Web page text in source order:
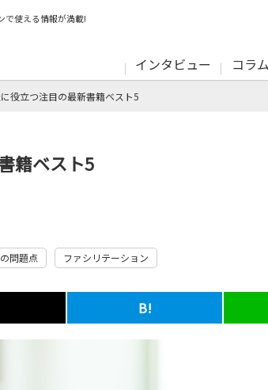
で使える情報が満載!
インタビュー コラム
役立つ注目の最新書籍ベスト5
籍ベスト5
問題点 ファシリテーション
B!